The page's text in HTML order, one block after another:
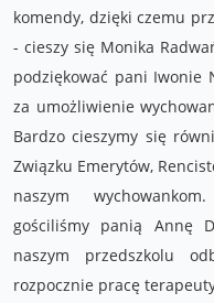
komendy, dzięki czemu
- cieszy się Monika
podziękować pani Iwonie
za umożliwienie
Bardzo cieszymy się
Związku Emerytów,
naszym
gościliśmy panią Annę
naszym przedszkolu
rozpocznie pracę